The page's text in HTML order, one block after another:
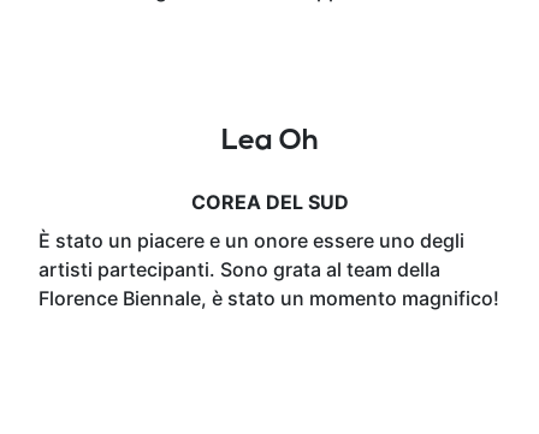
Lea Oh
COREA DEL SUD
È stato un piacere e un onore essere uno degli
artisti partecipanti. Sono grata al team della
Florence Biennale, è stato un momento magnifico!